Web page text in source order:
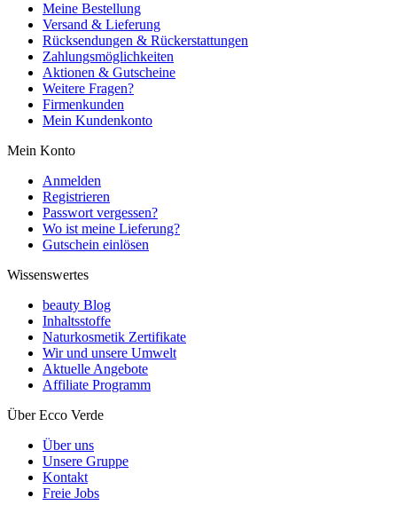
Meine Bestellung
Versand & Lieferung
Rücksendungen & Rückerstattungen
Zahlungsmöglichkeiten
Aktionen & Gutscheine
Weitere Fragen?
Firmenkunden
Mein Kundenkonto
Mein Konto
Anmelden
Registrieren
Passwort vergessen?
Wo ist meine Lieferung?
Gutschein einlösen
Wissenswertes
beauty Blog
Inhaltsstoffe
Naturkosmetik Zertifikate
Wir und unsere Umwelt
Aktuelle Angebote
Affiliate Programm
Über Ecco Verde
Über uns
Unsere Gruppe
Kontakt
Freie Jobs